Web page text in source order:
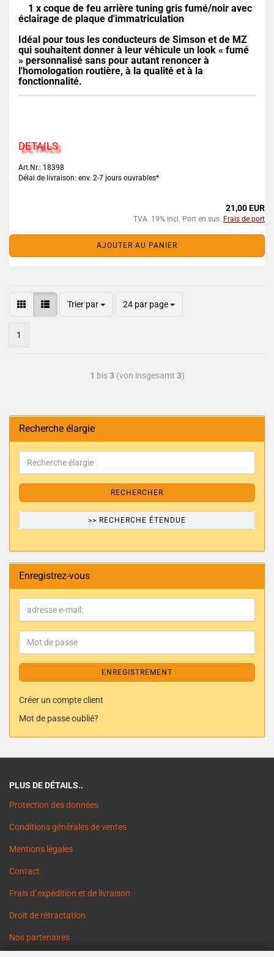
1 x coque de feu arrière tuning gris fumé/noir avec
éclairage de plaque d'immatriculation
Idéal pour tous les conducteurs de Simson et de MZ
qui souhaitent donner à leur véhicule un look « fumé
» personnalisé sans pour autant renoncer à
l'homologation routière, à la qualité et à la
fonctionnalité.
DETAILS
Art.Nr.: 18398
Délai de livraison: env. 2-7 jours ouvrables*
21,00 EUR
TVA. 19% incl. Port en sus. Frais de port
AJOUTER AU PANIER
Trier par 24 par page
1
1 bis3(von insgesamt 3)
Recherche élargie
RECHERCHER
>> RECHERCHE ÉTENDUE
Enregistrez-vous
ENREGISTREMENT
Créer un compte client
Mot de passe oublié?
PLUS DE DÉTAILS..
Protection des données
Conditions générales de ventes
Mentions légales
Contact
Frais d`expédition et de livraison
Droit de rétractation
Nos partenaires